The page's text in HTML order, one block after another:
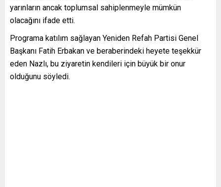
yarınların ancak toplumsal sahiplenmeyle mümkün
olacağını ifade etti.
Programa katılım sağlayan Yeniden Refah Partisi Genel
Başkanı Fatih Erbakan ve beraberindeki heyete teşekkür
eden Nazlı, bu ziyaretin kendileri için büyük bir onur
olduğunu söyledi.